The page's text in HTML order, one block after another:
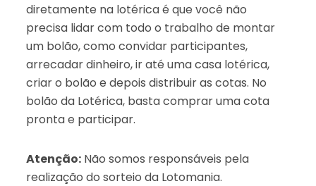
diretamente na lotérica é que você não
precisa lidar com todo o trabalho de montar
um bolão, como convidar participantes,
arrecadar dinheiro, ir até uma casa lotérica,
criar o bolão e depois distribuir as cotas. No
bolão da Lotérica, basta comprar uma cota
pronta e participar.
Atenção:Não somos responsáveis pela
realização do sorteio da Lotomania.